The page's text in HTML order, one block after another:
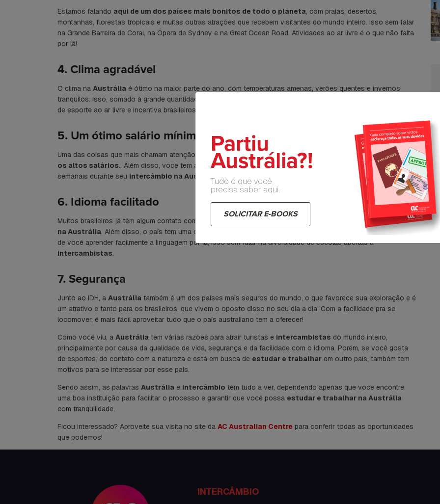
Estamos falando aqui de um dos países mais bonitos de todo o planeta, com praias, desertos,
montanhas, florestas tropicais e muitas outras atrações que recebem visitantes do mundo inteiro. Isso sem falar
na Grande Barreira de Coral, na Ópera de Sydney e na Great Ocean Road. Atividades ao ar livre é o que não falta
por lá!
4. Clima agradável
O clima na Austrália é ótimo na maior parte do ano, com temperaturas amenas, verões quentes e invernos
tranquilos. Isso, somado à grande quantidade de paisagens naturais maravilhosas, fomenta a cultura da prática
de esporte ao ar livre e incentiva brasileiros a participarem desse costume.
5. Um ótimo salário mínimo
Uma das coisas que mais chamam atenção dos brasileiros que queremfazer intercâmbio na austrália são
os altos salários. Além disso, você tem a oportunidade de trabalhar uma determinada quantidade de horas
semanais durante seu intercâmbio na Austrália.
6. Idioma facilitado
Muitos brasileiros já têm algum contato com o inglês, o que facilita bem a transição para
estudar e trabalhar
na Austrália. Além disso, o país tem uma cultura muito diversificada e acolhedora, o que aumenta as chances
de você aprender facilmente a linguagem por lá, isso sem falar na diversidade de escolas abertas a
intercambistas.
7. Segurança
Junto ao IDH, a Austrália também é um dos países mais seguros do mundo, o que favorece sua exploração e é
um atrativo e tanto para os brasileiros, que vivem o oposto disso no seu dia a dia. Com a facilidade pra se
locomover, é mais fácil aproveitar tudo que o país australiano tem a oferecer!
Como você viu, a Austrália tem várias razões para atrair turistas e intercambistas do mundo inteiro,
principalmente por causa da qualidade de vida, segurança e da facilidade com o idioma. Porém, se você gosta
de esportes, do contato com a natureza e está em busca de estudar e trabalhar em outro país, também tem
motivos para se interessar por esse país.
Sendo assim, as palavras Austrália e intercâmbio têm tudo a ver, dependendo apenas que você encontre
uma boa instituição para facilitar o processo e garantir que você possa estudar e trabalhar na Austrália
com tranquilidade.
Ficou interessado? Aproveite sua visita no site da AC Australian Centre para conferir todas as oportunidades
que podemos!
INTERCÂMBIO
Partiu
Austrália?!
Tudo o que você
precisa saber aqui.
SOLICITAR E-BOOKS